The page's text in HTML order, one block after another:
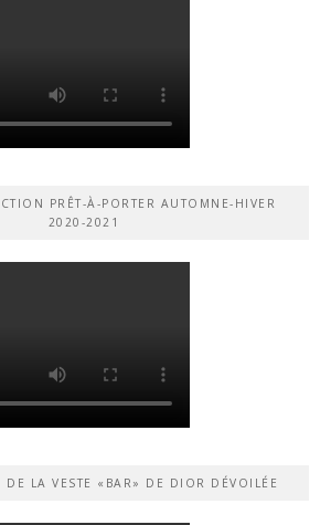
PRÊT-À-PORTER AUTOMNE-HIVER
2020-2021
DE LA VESTE «BAR» DE DIOR DÉVOILÉE